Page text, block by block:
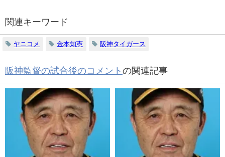
関連キーワード
ヤニコメ 金本知憲 阪神タイガース
阪神監督の試合後のコメント の関連記事